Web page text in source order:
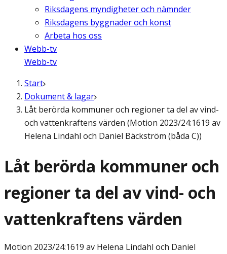
Riksdagens myndigheter och nämnder
Riksdagens byggnader och konst
Arbeta hos oss
Webb-tv
Webb-tv
Start
Dokument & lagar
Låt berörda kommuner och regioner ta del av vind-
och vattenkraftens värden (Motion 2023/24:1619 av
Helena Lindahl och Daniel Bäckström (båda C))
Låt berörda kommuner och
regioner ta del av vind- och
vattenkraftens värden
Motion 2023/24:1619 av Helena Lindahl och Daniel